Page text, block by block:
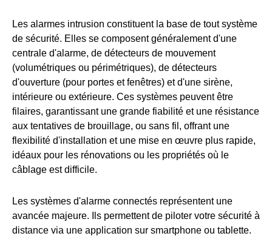
Les alarmes intrusion constituent la base de tout système
de sécurité. Elles se composent généralement d'une
centrale d'alarme, de détecteurs de mouvement
(volumétriques ou périmétriques), de détecteurs
d'ouverture (pour portes et fenêtres) et d'une sirène,
intérieure ou extérieure. Ces systèmes peuvent être
filaires, garantissant une grande fiabilité et une résistance
aux tentatives de brouillage, ou sans fil, offrant une
flexibilité d'installation et une mise en œuvre plus rapide,
idéaux pour les rénovations ou les propriétés où le
câblage est difficile.
Les systèmes d'alarme connectés représentent une
avancée majeure. Ils permettent de piloter votre sécurité à
distance via une application sur smartphone ou tablette.